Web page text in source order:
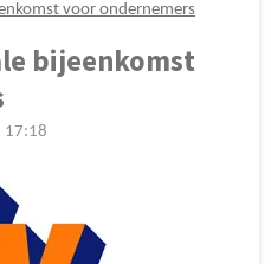
voor ondernemers
bijeenkomst
17:18